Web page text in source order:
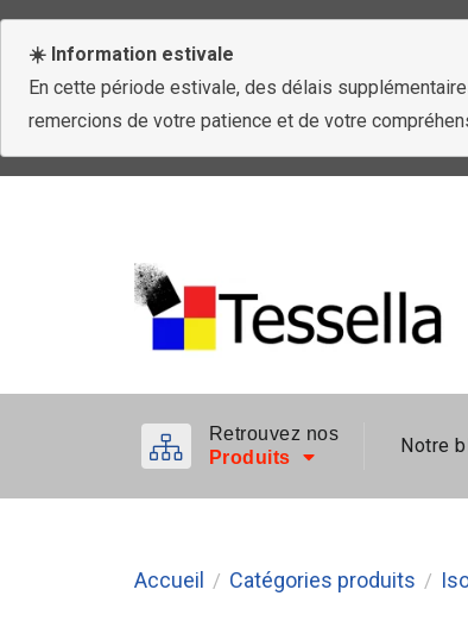
☀️ Information estivale
En cette période estivale, des délais
remercions de votre patience et de votre
Retrouvez nos
Produits
Notre
Accueil / Catégories produits /